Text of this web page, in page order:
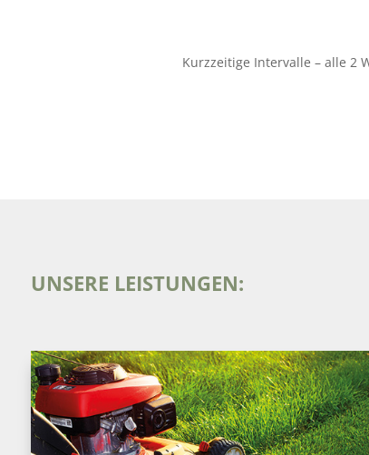
Kurzzeitige Intervalle – alle 2
UNSERE LEISTUNGEN: